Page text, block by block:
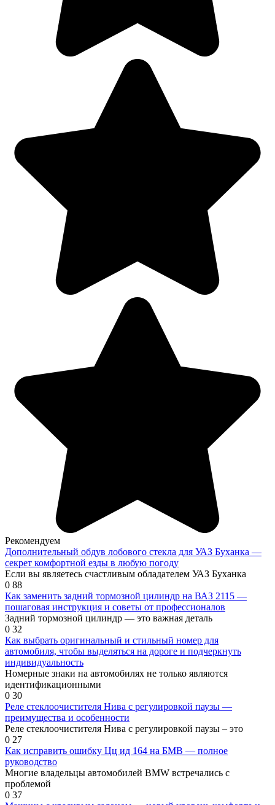
Рекомендуем
Дополнительный обдув лобового стекла для УАЗ Буханка —
секрет комфортной езды в любую погоду
Если вы являетесь счастливым обладателем УАЗ Буханка
0 88
Как заменить задний тормозной цилиндр на ВАЗ 2115 —
пошаговая инструкция и советы от профессионалов
Задний тормозной цилиндр — это важная деталь
0 32
Как выбрать оригинальный и стильный номер для
автомобиля, чтобы выделяться на дороге и подчеркнуть
индивидуальность
Номерные знаки на автомобилях не только являются
идентификационными
0 30
Реле стеклоочистителя Нива с регулировкой паузы —
преимущества и особенности
Реле стеклоочистителя Нива с регулировкой паузы – это
0 27
Как исправить ошибку Цц ид 164 на БМВ — полное
руководство
Многие владельцы автомобилей BMW встречались с
проблемой
0 37